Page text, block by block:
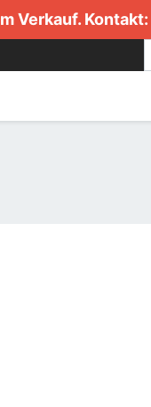
Verkauf. Kontakt: